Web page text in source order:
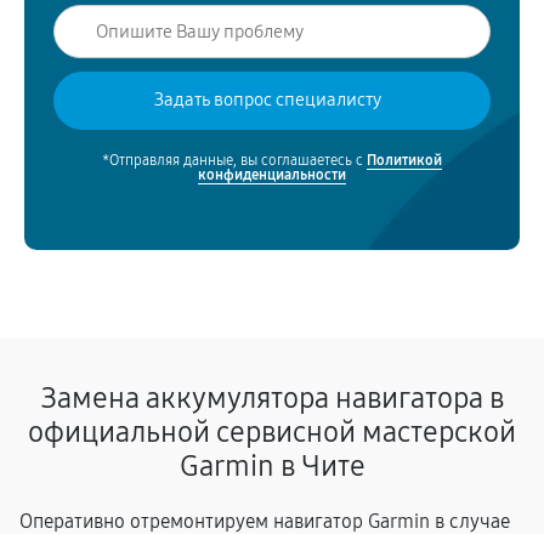
*Отправляя данные, вы соглашаетесь с Политикой
конфиденциальности
Замена аккумулятора навигатора в
официальной сервисной мастерской
Garmin в Чите
Оперативно отремонтируем навигатор Garmin в случае